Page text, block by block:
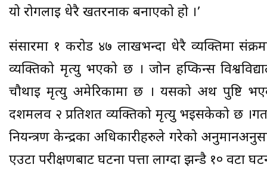
यो रोगलाई धेरै खतरनाक बनाएको हो ।’
संसारमा १ करोड ४७ लाखभन्दा धेरै व्यक्तिमा
व्यक्तिको मृत्यु भएको छ । जोन हप्किन्स
चौथाई मृत्यु अमेरिकामा छ । यसको अर्थ पुष्टि
दशमलव २ प्रतिशत व्यक्तिको मृत्यु भइसकेको छ
नियन्त्रण केन्द्रका अधिकारीहरुले गरेको
एउटा परीक्षणबाट घटना पत्ता लाग्दा झन्डै १० वटा